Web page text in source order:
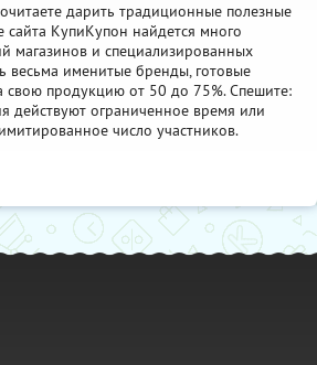
дарить традиционные полезные
сайта КупиКупон найдется много
магазинов и специализированных
весьма именитые бренды, готовые
свою продукцию от 50 до 75%. Спешите:
действуют ограниченное время или
число участников.